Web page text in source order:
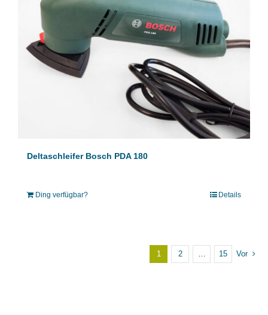
Deltaschleifer Bosch PDA 180
Ding verfügbar? Details
1 2 … 15 Vor